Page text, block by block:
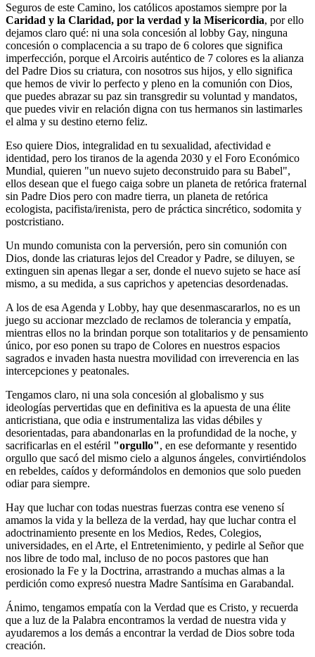
Seguros de este Camino, los católicos apostamos siempre por la
Caridad y la Claridad, por la verdad y la Misericordia, por ello
dejamos claro qué: ni una sola concesión al lobby Gay, ninguna
concesión o complacencia a su trapo de 6 colores que significa
imperfección, porque el Arcoiris auténtico de 7 colores es la alianza
del Padre Dios su criatura, con nosotros sus hijos, y ello significa
que hemos de vivir lo perfecto y pleno en la comunión con Dios,
que puedes abrazar su paz sin transgredir su voluntad y mandatos,
que puedes vivir en relación digna con tus hermanos sin lastimarles
el alma y su destino eterno feliz.
Eso quiere Dios, integralidad en tu sexualidad, afectividad e
identidad, pero los tiranos de la agenda 2030 y el Foro Económico
Mundial, quieren "un nuevo sujeto deconstruido para su Babel",
ellos desean que el fuego caiga sobre un planeta de retórica fraternal
sin Padre Dios pero con madre tierra, un planeta de retórica
ecologista, pacifista/irenista, pero de práctica sincrético, sodomita y
postcristiano.
Un mundo comunista con la perversión, pero sin comunión con
Dios, donde las criaturas lejos del Creador y Padre, se diluyen, se
extinguen sin apenas llegar a ser, donde el nuevo sujeto se hace así
mismo, a su medida, a sus caprichos y apetencias desordenadas.
A los de esa Agenda y Lobby, hay que desenmascararlos, no es un
juego su accionar mezclado de reclamos de tolerancia y empatía,
mientras ellos no la brindan porque son totalitarios y de pensamiento
único, por eso ponen su trapo de Colores en nuestros espacios
sagrados e invaden hasta nuestra movilidad con irreverencia en las
intercepciones y peatonales.
Tengamos claro, ni una sola concesión al globalismo y sus
ideologías pervertidas que en definitiva es la apuesta de una élite
anticristiana, que odia e instrumentaliza las vidas débiles y
desorientadas, para abandonarlas en la profundidad de la noche, y
sacrificarlas en el estéril "orgullo", en ese deformante y resentido
orgullo que sacó del mismo cielo a algunos ángeles, convirtiéndolos
en rebeldes, caídos y deformándolos en demonios que solo pueden
odiar para siempre.
Hay que luchar con todas nuestras fuerzas contra ese veneno sí
amamos la vida y la belleza de la verdad, hay que luchar contra el
adoctrinamiento presente en los Medios, Redes, Colegios,
universidades, en el Arte, el Entretenimiento, y pedirle al Señor que
nos libre de todo mal, incluso de no pocos pastores que han
erosionado la Fe y la Doctrina, arrastrando a muchas almas a la
perdición como expresó nuestra Madre Santísima en Garabandal.
Ánimo, tengamos empatía con la Verdad que es Cristo, y recuerda
que a luz de la Palabra encontramos la verdad de nuestra vida y
ayudaremos a los demás a encontrar la verdad de Dios sobre toda
creación.